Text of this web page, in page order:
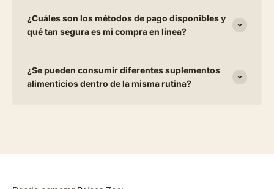
¿Cuáles son los métodos de pago disponibles y
qué tan segura es mi compra en línea?
¿Se pueden consumir diferentes suplementos
alimenticios dentro de la misma rutina?